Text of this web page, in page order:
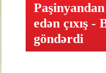
edən çıxış -
göndərdi